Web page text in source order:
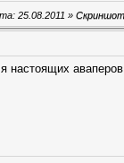
25.08.2011 » Скриншот
настоящих